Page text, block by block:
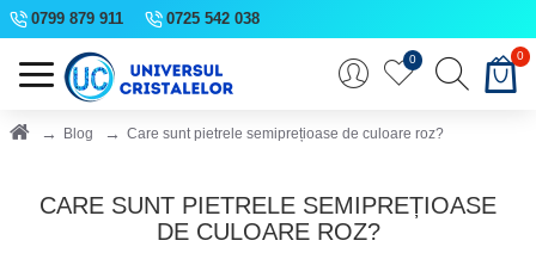
0799 879 911 0725 542 038
0 0
Blog Care sunt pietrele semiprețioase de culoare roz?
CARE SUNT PIETRELE SEMIPREȚIOASE
DE CULOARE ROZ?